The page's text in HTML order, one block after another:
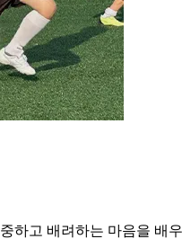
하고 배려하는 마음을 배